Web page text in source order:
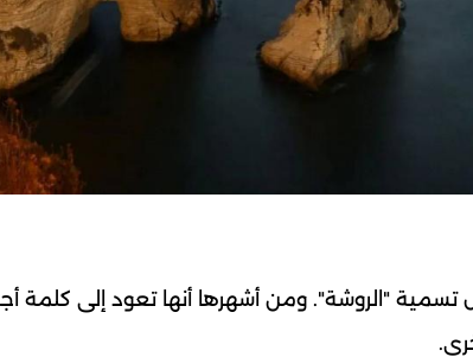
تسمية "الروشة". ومن أشهرها أنها تعود إلى كلمة